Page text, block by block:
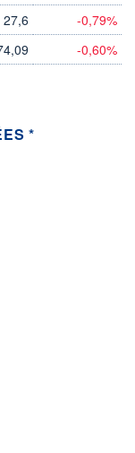
27,6 -0,79%
-0,60%
*